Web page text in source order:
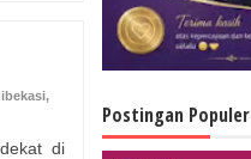
,
di
Postingan Populer